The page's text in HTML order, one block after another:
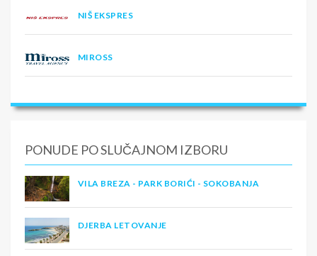
NIŠ EKSPRES
MIROSS
PONUDE PO SLUČAJNOM IZBORU
VILA BREZA - PARK BORIĆI - SOKOBANJA
DJERBA LETOVANJE